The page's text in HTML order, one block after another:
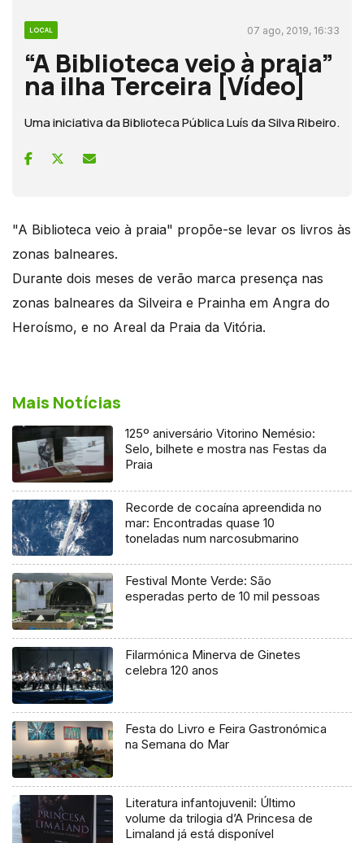
LOCAL 07 ago, 2019, 16:33
“A Biblioteca veio à praia”
na ilha Terceira [Vídeo]
Uma iniciativa da Biblioteca Pública Luís da Silva Ribeiro.
"A Biblioteca veio à praia" propõe-se levar os livros às
zonas balneares.
Durante dois meses de verão marca presença nas
zonas balneares da Silveira e Prainha em Angra do
Heroísmo, e no Areal da Praia da Vitória.
Mais Notícias
125º aniversário Vitorino Nemésio:
Selo, bilhete e mostra nas Festas da
Praia
Recorde de cocaína apreendida no
mar: Encontradas quase 10
toneladas num narcosubmarino
Festival Monte Verde: São
esperadas perto de 10 mil pessoas
Filarmónica Minerva de Ginetes
celebra 120 anos
Festa do Livro e Feira Gastronómica
na Semana do Mar
Literatura infantojuvenil: Último
volume da trilogia d’A Princesa de
Limaland já está disponível